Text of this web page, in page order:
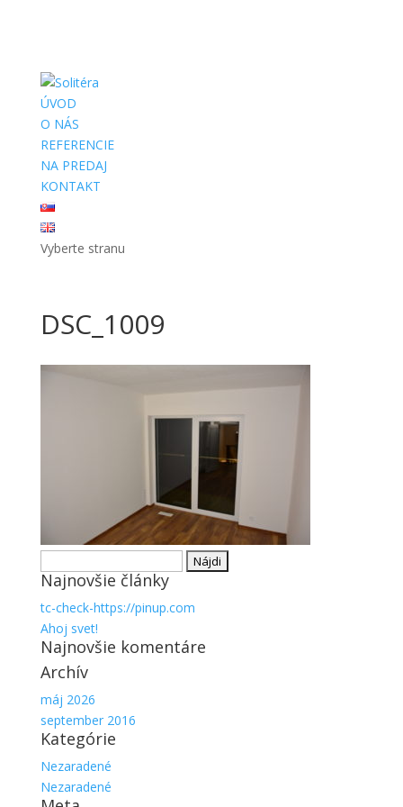
ÚVOD
O NÁS
REFERENCIE
NA PREDAJ
KONTAKT
Vyberte stranu
DSC_1009
Najnovšie články
tc-check-https://pinup.com
Ahoj svet!
Najnovšie komentáre
Archív
máj 2026
september 2016
Kategórie
Nezaradené
Nezaradené